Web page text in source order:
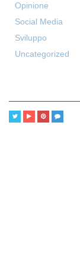
Opinione
Social Media
Sviluppo
Uncategorized